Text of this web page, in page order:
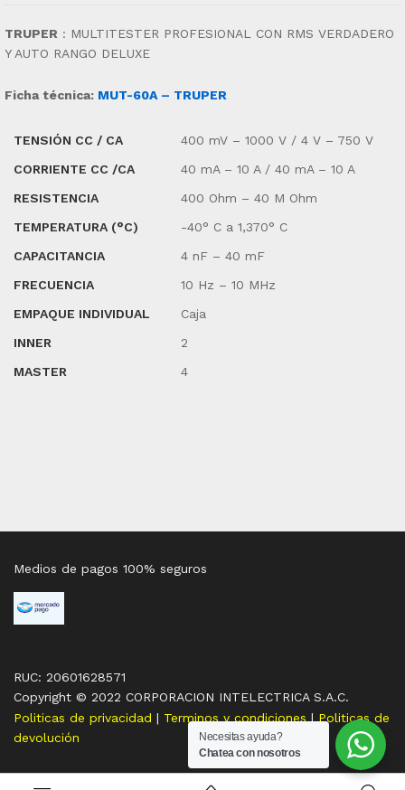
TRUPER : MULTITESTER PROFESIONAL CON RMS VERDADERO
Y AUTO RANGO DELUXE
Ficha técnica: MUT-60A – TRUPER
TENSIÓN CC / CA
400 mV – 1000 V / 4 V – 750 V
CORRIENTE CC /CA
40 mA – 10 A / 40 mA – 10 A
RESISTENCIA
400 Ohm – 40 M Ohm
TEMPERATURA (°C)
-40° C a 1,370° C
CAPACITANCIA
4 nF – 40 mF
FRECUENCIA
10 Hz – 10 MHz
EMPAQUE INDIVIDUAL
Caja
INNER
2
MASTER
4
RUC: 20601628571
Copyright © 2022 CORPORACION INTELECTRICA S.A.C.
Medios de pagos 100% seguros
Politicas de privacidad | Terminos y condiciones|Politicas de
devolución
Necesitas ayuda?
Chatea con nosotros